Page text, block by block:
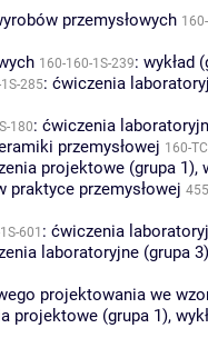
przemysłowych
160-160-1S-239: wykład
285: ćwiczenia
180: ćwiczenia
przemysłowej 160-
projektowe (grupa 1),
praktyce przemysłowej
601 : ćwiczenia
laboratoryjne (grupa 3)
projektowania we
projektowe (grupa 1),